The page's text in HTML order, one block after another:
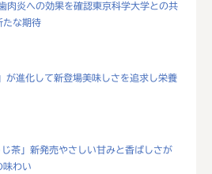
炎への効果を確認東京科学大学との共
な期待
が進化して新登場美味しさを追求し栄養
茶」新発売やさしい甘みと香ばしさが
味わい